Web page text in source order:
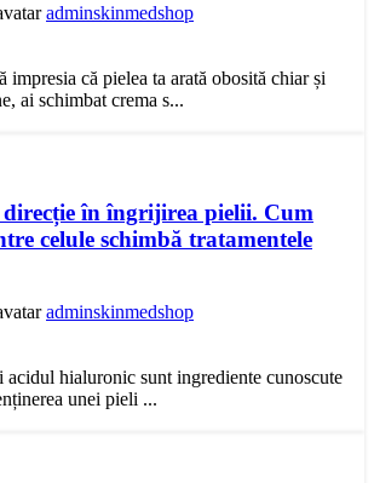
adminskinmedshop
impresia că pielea ta arată obosită chiar și
ai schimbat crema s...
în îngrijirea pielii. Cum
celule schimbă tratamentele
adminskinmedshop
acidul hialuronic sunt ingrediente cunoscute
unei pieli ...